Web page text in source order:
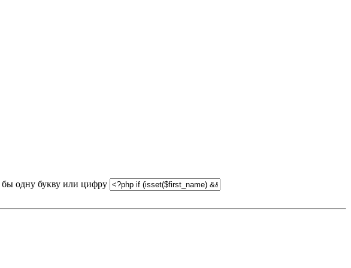
бы одну букву или цифру